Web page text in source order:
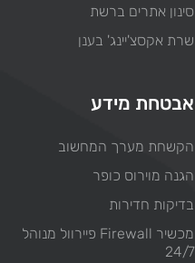
סינון אתרים ברשת
שרת אקסצ'יינג' בענן
אבטחת מידע
הקשחת מערך המחשוב
הגנה מוירוס כופר
בדיקות חדירות
מכשיר Firewall פיירוול מנוהל
24/7